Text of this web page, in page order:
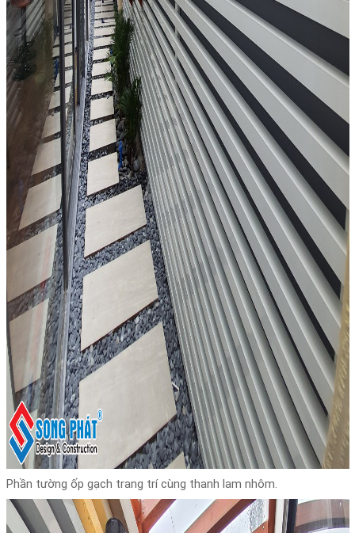
Phần tường ốp gạch trang trí cùng thanh lam nhôm.